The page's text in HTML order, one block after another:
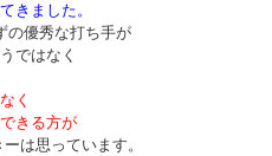
きました。
の優秀な打ち手が
ではなく
く
きる方が
は思っています。